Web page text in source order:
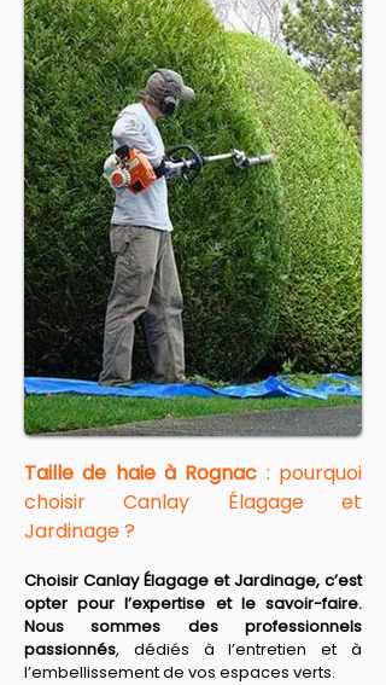
Taille de haie à Rognac : pourquoi
choisir Canlay Élagage et
Jardinage ?
Choisir Canlay Élagage et Jardinage, c’est
opter pour l’expertise et le savoir-faire.
Nous sommes des professionnels
passionnés, dédiés à l’entretien et à
l’embellissement de vos espaces verts.